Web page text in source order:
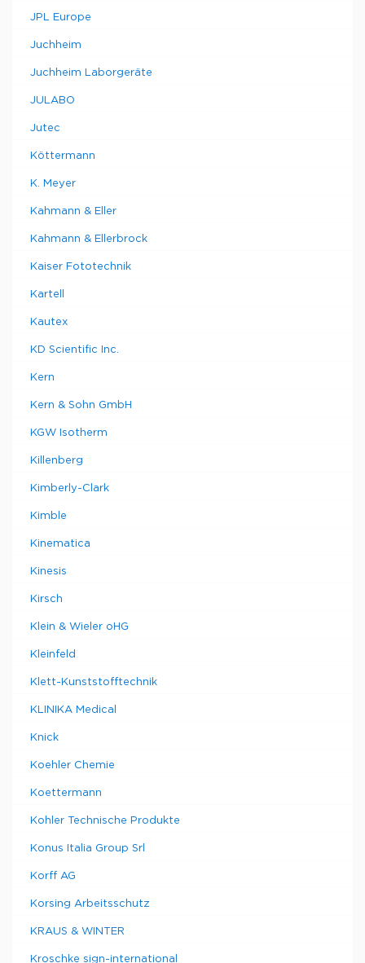
JPL Europe
Juchheim
Juchheim Laborgeräte
JULABO
Jutec
Köttermann
K. Meyer
Kahmann & Eller
Kahmann & Ellerbrock
Kaiser Fototechnik
Kartell
Kautex
KD Scientific Inc.
Kern
Kern & Sohn GmbH
KGW Isotherm
Killenberg
Kimberly-Clark
Kimble
Kinematica
Kinesis
Kirsch
Klein & Wieler oHG
Kleinfeld
Klett-Kunststofftechnik
KLINIKA Medical
Knick
Koehler Chemie
Koettermann
Kohler Technische Produkte
Konus Italia Group Srl
Korff AG
Korsing Arbeitsschutz
KRAUS & WINTER
Kroschke sign-international